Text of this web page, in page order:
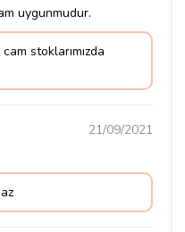
uygunmudur.
stoklarımızda
21/09/2021